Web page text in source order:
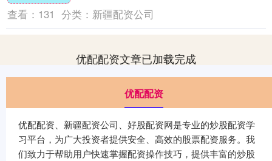
查看： 131 分类： 新疆配资公司
优配配资文章已加载完成
优配配资
优配配资、新疆配资公司、好股配资网是专业的炒股配资学
习平台，为广大投资者提供安全、高效的股票配资服务。我
们致力于帮助用户快速掌握配资操作技巧，提供丰富的炒股